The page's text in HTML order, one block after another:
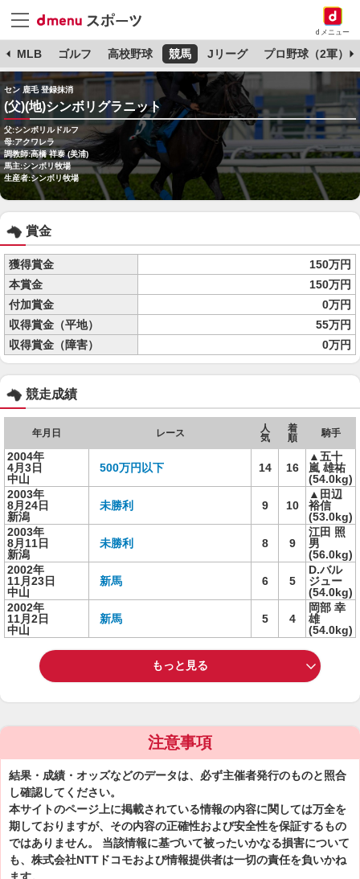
dメニュー
MLB ゴルフ 高校野球 競馬 Jリーグ プロ野球（2軍）
セン 鹿毛 登録抹消
(父)(地)シンボリグラニット
父:シンボリルドルフ
母:アクワレラ
調教師:高橋 祥泰 (美浦)
馬主:シンボリ牧場
生産者:シンボリ牧場
賞金
獲得賞金
150万円
本賞金
150万円
付加賞金
0万円
収得賞金（平地）
55万円
収得賞金（障害）
0万円
競走成績
年月日 レース
人
気
着
順
騎手
2004年
4月3日
中山
500万円以下 14 16
▲五十
嵐 雄祐
(54.0kg)
2003年
8月24日
新潟
未勝利 9 10
▲田辺
裕信
(53.0kg)
2003年
8月11日
新潟
未勝利 8 9
江田 照
男
(56.0kg)
2002年
11月23日
中山
新馬 6 5
D.バル
ジュー
(54.0kg)
2002年
11月2日
中山
新馬 5 4
岡部 幸
雄
(54.0kg)
もっと見る
注意事項
結果・成績・オッズなどのデータは、必ず主催者発行のものと照合
し確認してください。
本サイトのページ上に掲載されている情報の内容に関しては万全を
期しておりますが、その内容の正確性および安全性を保証するもの
ではありません。 当該情報に基づいて被ったいかなる損害について
も、株式会社NTTドコモおよび情報提供者は一切の責任を負いかね